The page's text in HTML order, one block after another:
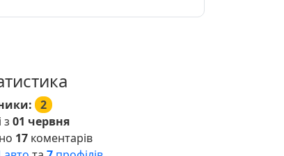
2
з 01 червня
17 коментарів